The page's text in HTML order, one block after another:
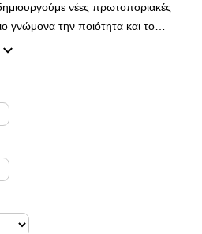
νέες πρωτοποριακές
γνώμονα την ποιότητα και το
να είμαστε πάντοτε σε θέση να
ικανοποιούν ακόμη και τους πιο
ως στόχο να χαρίσουμε χρώμα και
σας χώρο και να τον αναδείξουμε